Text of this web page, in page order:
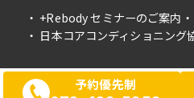
予約優先制
+Rebody セミナーのご案内
日本コアコンディショニング